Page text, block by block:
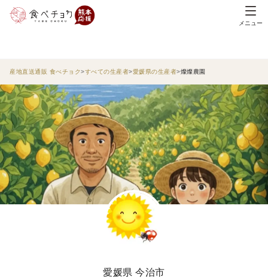
メニュー
産地直送通販 食べチョク すべての生産者 愛媛県の生産者 燦燦農園
愛媛県 今治市